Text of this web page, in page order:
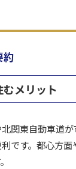
約
メリット
関東自動車道
です。都心方